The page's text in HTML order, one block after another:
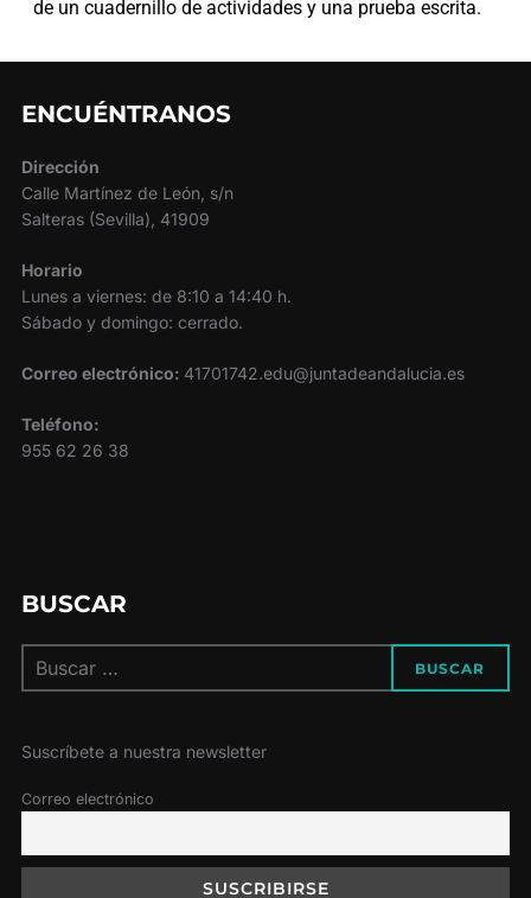
de un cuadernillo de actividades y una prueba escrita.
ENCUÉNTRANOS
Dirección
Calle Martínez de León, s/n
Salteras (Sevilla), 41909
Horario
Lunes a viernes: de 8:10 a 14:40 h.
Sábado y domingo: cerrado.
Correo electrónico: 41701742.edu@juntadeandalucia.es
Teléfono:
955 62 26 38
BUSCAR
BUSCAR
Suscríbete a nuestra newsletter
Correo electrónico